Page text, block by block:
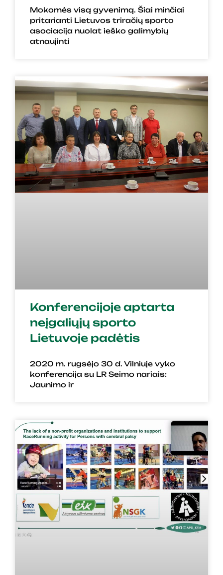
Mokomės visą gyvenimą. Šiai minčiai
pritarianti Lietuvos triračių sporto
asociacija nuolat ieško galimybių
atnaujinti
Konferencijoje aptarta
neįgaliųjų sporto
Lietuvoje padėtis
2020 m. rugsėjo 30 d. Vilniuje vyko
konferencija su LR Seimo nariais:
Jaunimo ir